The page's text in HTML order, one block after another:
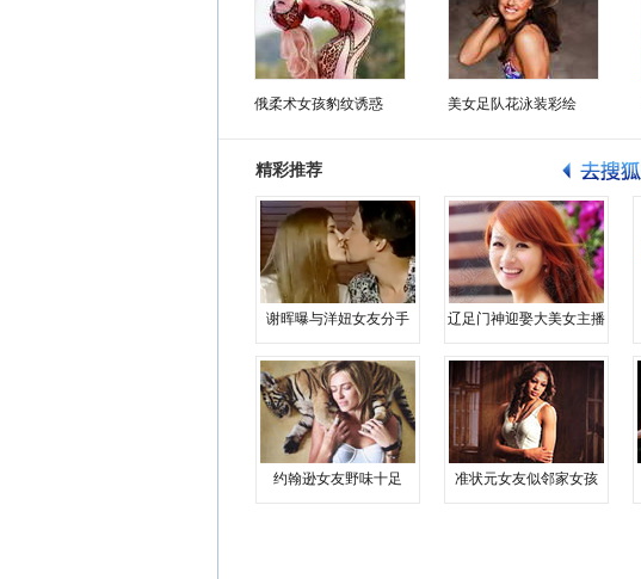
俄柔术女孩豹纹诱惑 美女足队花泳装彩绘
精彩推荐
谢晖曝与洋妞女友分手 辽足门神迎娶大美女主播
约翰逊女友野味十足 准状元女友似邻家女孩